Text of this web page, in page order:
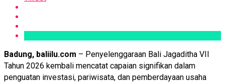
Badung, baliilu.com – Penyelenggaraan Bali Jagaditha VII
Tahun 2026 kembali mencatat capaian signifikan dalam
penguatan investasi, pariwisata, dan pemberdayaan usaha